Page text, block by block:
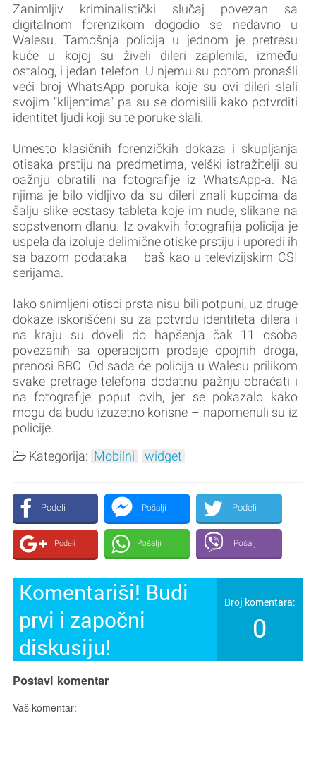
Zanimljiv kriminalistički slučaj povezan sa
digitalnom forenzikom dogodio se nedavno u
Walesu. Tamošnja policija u jednom je pretresu
kuće u kojoj su živeli dileri zaplenila, između
ostalog, i jedan telefon. U njemu su potom pronašli
veći broj WhatsApp poruka koje su ovi dileri slali
svojim "klijentima" pa su se domislili kako potvrditi
identitet ljudi koji su te poruke slali.
Umesto klasičnih forenzičkih dokaza i skupljanja
otisaka prstiju na predmetima, velški istražitelji su
oažnju obratili na fotografije iz WhatsApp-a. Na
njima je bilo vidljivo da su dileri znali kupcima da
šalju slike ecstasy tableta koje im nude, slikane na
sopstvenom dlanu. Iz ovakvih fotografija policija je
uspela da izoluje delimične otiske prstiju i uporedi ih
sa bazom podataka – baš kao u televizijskim CSI
serijama.
Iako snimljeni otisci prsta nisu bili potpuni, uz druge
dokaze iskorišćeni su za potvrdu identiteta dilera i
na kraju su doveli do hapšenja čak 11 osoba
povezanih sa operacijom prodaje opojnih droga,
prenosi BBC. Od sada će policija u Walesu prilikom
svake pretrage telefona dodatnu pažnju obraćati i
na fotografije poput ovih, jer se pokazalo kako
mogu da budu izuzetno korisne – napomenuli su iz
policije.
Kategorija: Mobilni widget
Podeli Pošalji Podeli
Podeli Pošalji Pošalji
Komentariši! Budi
prvi i započni
diskusiju!
Broj komentara:
0
Postavi komentar
Vaš komentar: